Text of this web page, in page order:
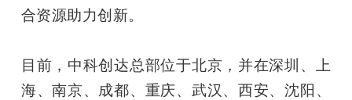
机
合资源助力创新。
目前，中科创达总部位于北京，并在深圳、上
海、南京、成都、重庆、武汉、西安、沈阳、